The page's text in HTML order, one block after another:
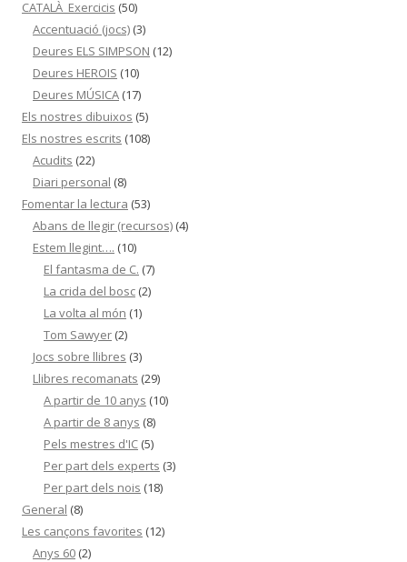
CATALÀ_Exercicis (50)
Accentuació (jocs) (3)
Deures ELS SIMPSON (12)
Deures HEROIS (10)
Deures MÚSICA (17)
Els nostres dibuixos (5)
Els nostres escrits (108)
Acudits (22)
Diari personal (8)
Fomentar la lectura (53)
Abans de llegir (recursos) (4)
Estem llegint…. (10)
El fantasma de C. (7)
La crida del bosc (2)
La volta al món (1)
Tom Sawyer (2)
Jocs sobre llibres (3)
Llibres recomanats (29)
A partir de 10 anys (10)
A partir de 8 anys (8)
Pels mestres d'IC (5)
Per part dels experts (3)
Per part dels nois (18)
General (8)
Les cançons favorites (12)
Anys 60 (2)